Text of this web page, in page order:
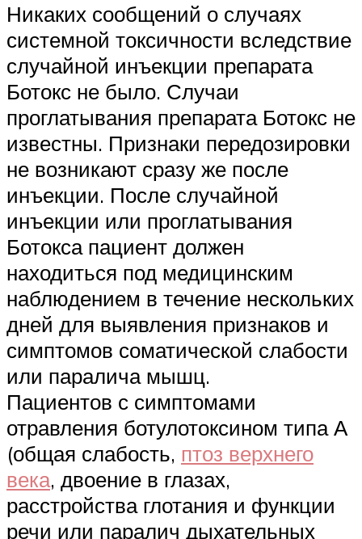
Никаких сообщений о случаях
системной токсичности вследствие
случайной инъекции препарата
Ботокс не было. Случаи
проглатывания препарата Ботокс не
известны. Признаки передозировки
не возникают сразу же после
инъекции. После случайной
инъекции или проглатывания
Ботокса пациент должен
находиться под медицинским
наблюдением в течение нескольких
дней для выявления признаков и
симптомов соматической слабости
или паралича мышц.
Пациентов с симптомами
отравления ботулотоксином типа А
(общая слабость, птоз верхнего
века, двоение в глазах,
расстройства глотания и функции
речи или паралич дыхательных